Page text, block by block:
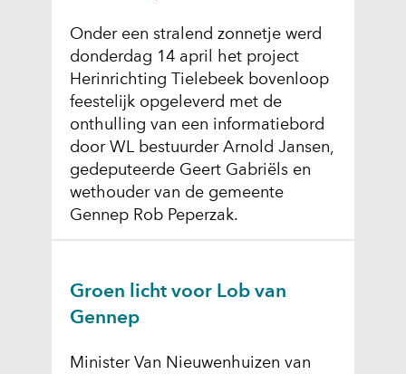
Onder een stralend zonnetje werd
donderdag 14 april het project
Herinrichting Tielebeek bovenloop
feestelijk opgeleverd met de
onthulling van een informatiebord
door WL bestuurder Arnold Jansen,
gedeputeerde Geert Gabriëls en
wethouder van de gemeente
Gennep Rob Peperzak.
Groen licht voor Lob van
Gennep
Minister Van Nieuwenhuizen van